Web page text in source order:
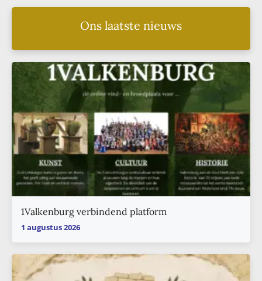
Ons laatste nieuws
1Valkenburg verbindend platform
1 augustus 2026